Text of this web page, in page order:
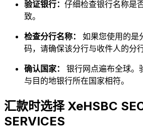
验证银行： 仔细检查银行名称是
致。
检查分行名称： 如果您使用的是
码，请确保该分行与收件人的分行
确认国家： 银行网点遍布全球
与目的地银行所在国家相符。
汇款时选择 XeHSBC
SERVICES